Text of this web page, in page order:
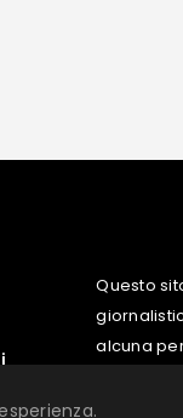
Questo
alcuna